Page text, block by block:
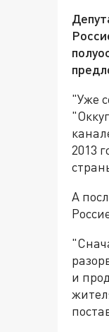
"Уже
2013
А
и